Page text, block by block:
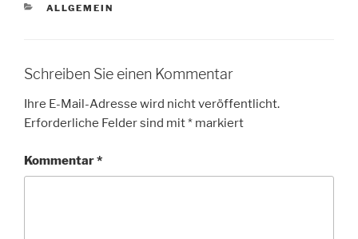
KATEGORIEN
ALLGEMEIN
Schreiben Sie einen Kommentar
Ihre E-Mail-Adresse wird nicht veröffentlicht.
Erforderliche Felder sind mit* markiert
Kommentar*